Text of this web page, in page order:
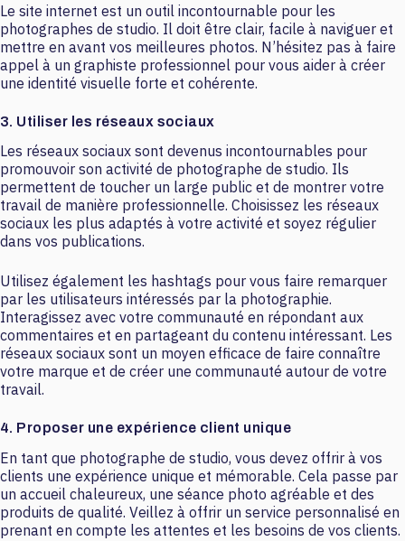
Le site internet est un outil incontournable pour les
photographes de studio. Il doit être clair, facile à naviguer et
mettre en avant vos meilleures photos. N’hésitez pas à faire
appel à un graphiste professionnel pour vous aider à créer
une identité visuelle forte et cohérente.
3. Utiliser les réseaux sociaux
Les réseaux sociaux sont devenus incontournables pour
promouvoir son activité de photographe de studio. Ils
permettent de toucher un large public et de montrer votre
travail de manière professionnelle. Choisissez les réseaux
sociaux les plus adaptés à votre activité et soyez régulier
dans vos publications.
Utilisez également les hashtags pour vous faire remarquer
par les utilisateurs intéressés par la photographie.
Interagissez avec votre communauté en répondant aux
commentaires et en partageant du contenu intéressant. Les
réseaux sociaux sont un moyen efficace de faire connaître
votre marque et de créer une communauté autour de votre
travail.
4. Proposer une expérience client unique
En tant que photographe de studio, vous devez offrir à vos
clients une expérience unique et mémorable. Cela passe par
un accueil chaleureux, une séance photo agréable et des
produits de qualité. Veillez à offrir un service personnalisé en
prenant en compte les attentes et les besoins de vos clients.